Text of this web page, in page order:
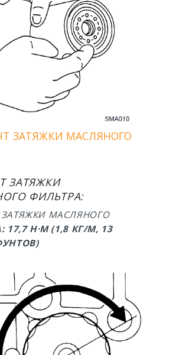
ЗАТЯЖКИ МАСЛЯНОГО
ЗАТЯЖКИ
ФИЛЬТРА:
МАСЛЯНОГО
: 17,7 Н·М (1,8 КГ/М, 13